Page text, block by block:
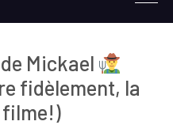
Mickael
fidèlement, la
filme!)